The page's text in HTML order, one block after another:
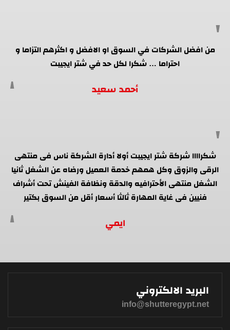
من افضل الشركات في السوق او الافضل و اكثرهم التزاما و
احتراما … شكرا لكل حد في شتر ايجيبت
أحمد سعيد
شكراااا شركة شتر ايجيبت أولا أدارة الشركة ناس فى منتهى
الرقى والزوق وكل همهم خدمة العميل ورضاه عن الشغل ثانيا
الشغل منتهى الأحترافيه والدقة ونظافة الفينش تحت أشراف
فنيين فى غاية المهارة ثالثا أسعار أقل من السوق بكتير
ايمي
البريد الالكتروني
info@shutteregypt.net